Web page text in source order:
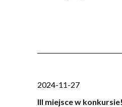
2024-11-27
III miejsce w konkursie!